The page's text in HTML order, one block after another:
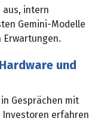
intern
Gemini-Modelle
und
in Gesprächen mit
Investoren erfahren